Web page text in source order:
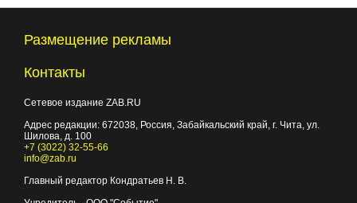
Размещение рекламы
Контакты
Сетевое издание ZAB.RU
Адрес редакции: 672038, Россия, Забайкальский край, г. Чита, ул.
Шилова, д. 100
+7 (3022) 32-55-66
info@zab.ru
Главный редактор Кондратьев Н. В.